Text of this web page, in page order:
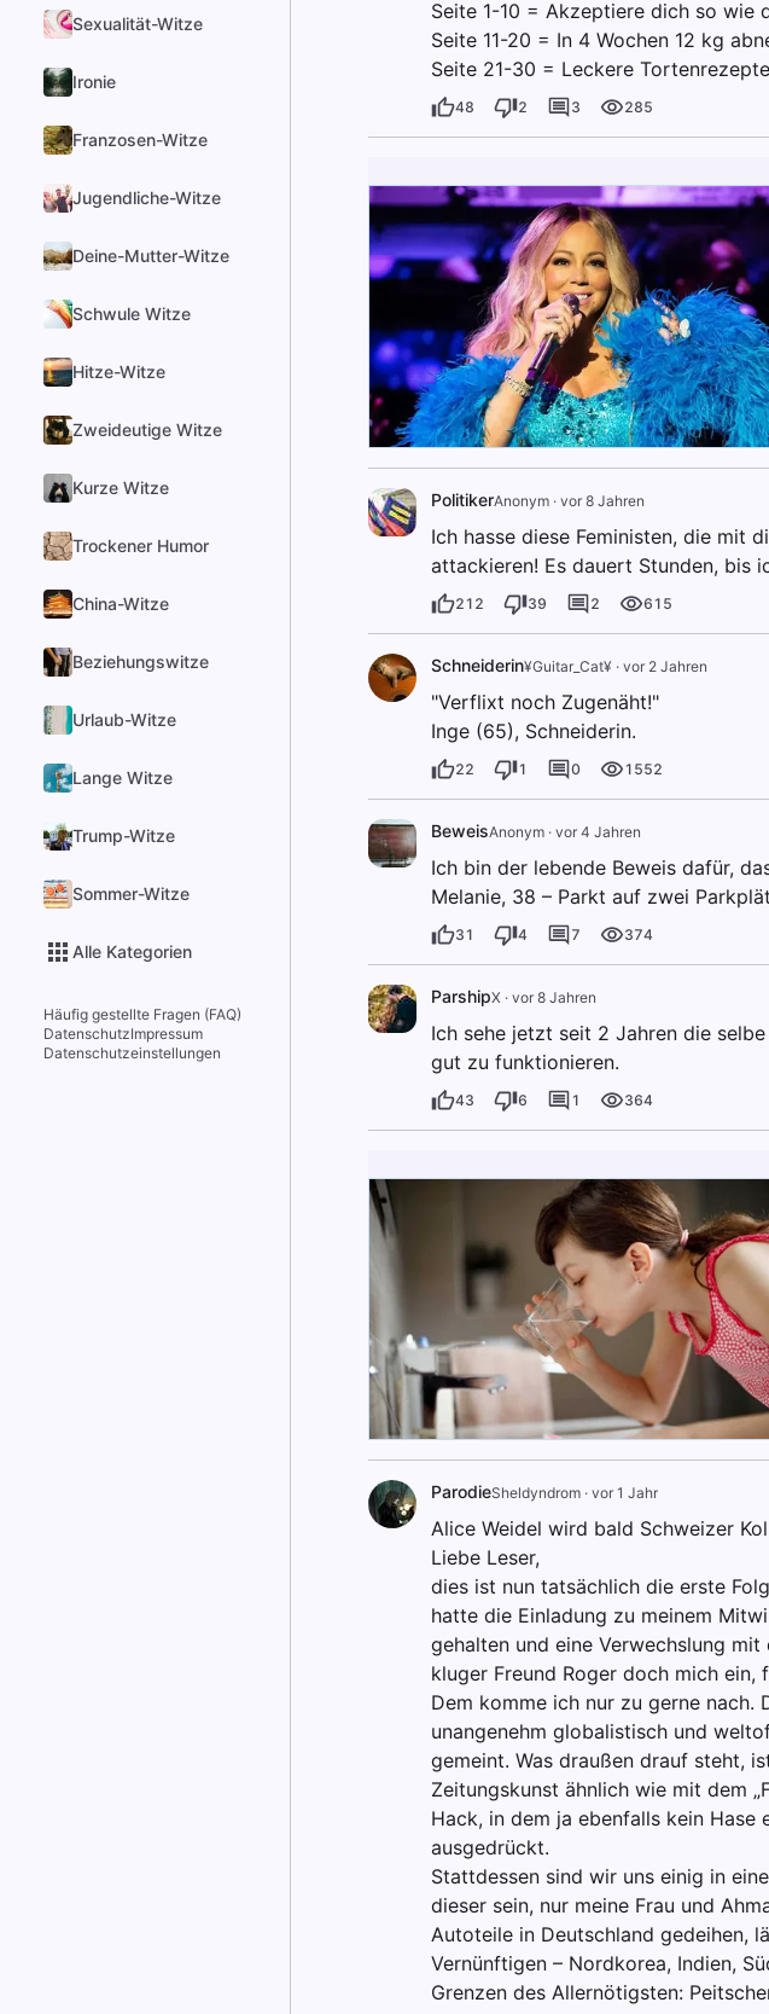
Sexualität-Witze
Ironie
Franzosen-Witze
Jugendliche-Witze
Deine-Mutter-Witze
Schwule Witze
Hitze-Witze
Zweideutige Witze
Kurze Witze
Trockener Humor
China-Witze
Beziehungswitze
Urlaub-Witze
Lange Witze
Trump-Witze
Sommer-Witze
Alle Kategorien
Häufig gestellte Fragen (FAQ)
DatenschutzImpressum
Datenschutzeinstellungen
Seite 1-10 = Akzeptiere dich so wie
Seite 11-20 = In 4 Wochen 12 kg
Seite 21-30 = Leckere
48 2 3 285
PolitikerAnonym· vor 8 Jahren
Ich hasse diese Feministen, die mit
attackieren! Es dauert Stunden, bis
212 39 2 615
Schneiderin¥Guitar_Cat¥· vor 2 Jahren
"Verflixt noch Zugenäht!"
Inge (65), Schneiderin.
22 1 0 1552
BeweisAnonym· vor 4 Jahren
Ich bin der lebende Beweis dafür,
Melanie, 38 – Parkt auf zwei
31 4 7 374
ParshipX · vor 8 Jahren
Ich sehe jetzt seit 2 Jahren die
gut zu funktionieren.
43 6 1 364
ParodieSheldyndrom· vor 1 Jahr
Alice Weidel wird bald Schweizer
Liebe Leser,
dies ist nun tatsächlich die erste
hatte die Einladung zu meinem
gehalten und eine Verwechslung
kluger Freund Roger doch mich ein,
Dem komme ich nur zu gerne
unangenehm globalistisch und
gemeint. Was draußen drauf steht,
Zeitungskunst ähnlich wie mit dem
Hack, in dem ja ebenfalls kein
ausgedrückt.
Stattdessen sind wir uns einig in
dieser sein, nur meine Frau und
Autoteile in Deutschland gedeihen,
Vernünftigen – Nordkorea, Indien,
Grenzen des Allernötigsten: